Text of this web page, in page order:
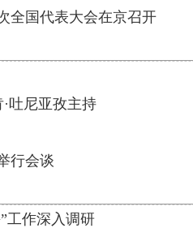
全国代表大会在京召开
吐尼亚孜主持
行会谈
工作深入调研